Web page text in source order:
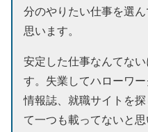
分のやりたい仕事を選
思います。
安定した仕事なんてな
す。失業してハローワ
情報誌、就職サイトを
て一つも載ってないと思